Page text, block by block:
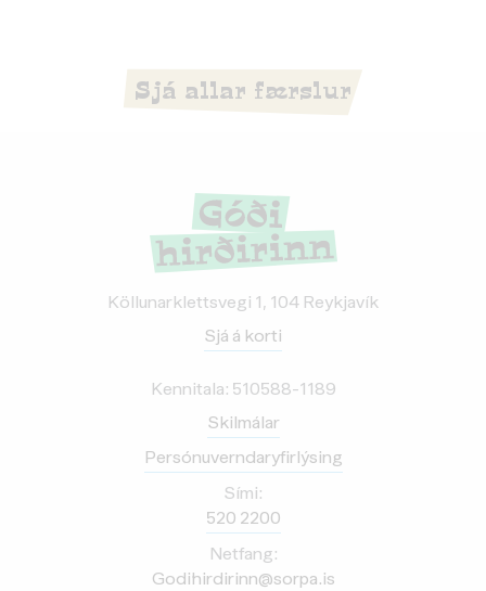
Sjá allar færslur
Köllunarklettsvegi 1, 104 Reykjavík
Sjá á korti
Kennitala: 510588-1189
Skilmálar
Persónuverndaryfirlýsing
Sími:
520 2200
Netfang:
Godihirdirinn@sorpa.is